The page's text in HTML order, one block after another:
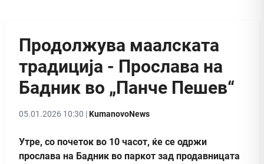
Продолжува маалската
традиција - Прослава на
Бадник во „Панче Пешев“
05.01.2026 10:30 |KumanovoNews
Утре, со почеток во 10 часот, ќе се одржи
прослава на Бадник во паркот зад продавницата